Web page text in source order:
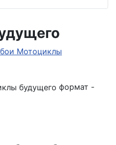
Мотоциклы
формат -